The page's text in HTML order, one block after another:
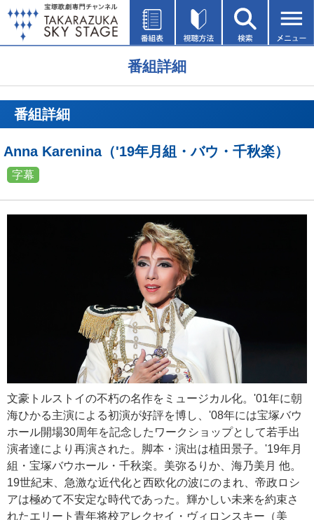
番組詳細
番組詳細
Anna Karenina（'19年月組・バウ・千秋楽）
字幕
文豪トルストイの不朽の名作をミュージカル化。'01年に朝
海ひかる主演による初演が好評を博し、'08年には宝塚バウ
ホール開場30周年を記念したワークショップとして若手出
演者達により再演された。脚本・演出は植田景子。'19年月
組・宝塚バウホール・千秋楽。美弥るりか、海乃美月 他。
19世紀末、急激な近代化と西欧化の波にのまれ、帝政ロシ
アは極めて不安定な時代であった。輝かしい未来を約束さ
れたエリート青年将校アレクセイ・ヴィロンスキー（美